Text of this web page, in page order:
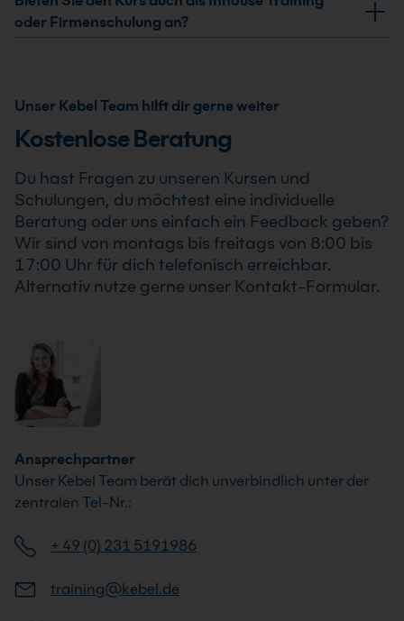
professionellen Einsatz von WordPress Grundkurs .
bestätigten Termine. Der WordPress Grundkurs findet
auch bereits ab einem Teilnehmer statt, sodass Du
oder Firmenschulung an?
durchgeführt werden. Inhalte, Prozesse und
Schwerpunkte passen wir individuell an die
Unser Kebel Team hilft dir gerne weiter
Kostenlose Beratung
Du hast Fragen zu unseren Kursen und
Schulungen, du möchtest eine individuelle
Beratung oder uns einfach ein Feedback geben?
Wir sind von montags bis freitags von 8:00 bis
17:00 Uhr für dich telefonisch erreichbar.
Alternativ nutze gerne unser Kontakt-Formular.
Ansprechpartner
Unser Kebel Team berät dich unverbindlich unter der
zentralen Tel-Nr.:
+ 49 (0) 231 5191986
training@kebel.de